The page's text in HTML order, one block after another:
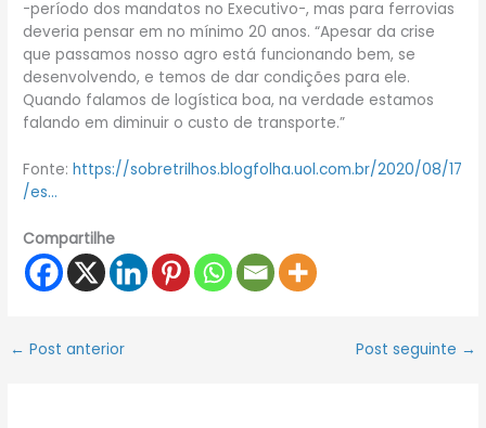
-período dos mandatos no Executivo-, mas para ferrovias
deveria pensar em no mínimo 20 anos. “Apesar da crise
que passamos nosso agro está funcionando bem, se
desenvolvendo, e temos de dar condições para ele.
Quando falamos de logística boa, na verdade estamos
falando em diminuir o custo de transporte.”
Fonte:https://sobretrilhos.blogfolha.uol.com.br/2020/08/17
/es…
Compartilhe
← Post anterior Post seguinte →